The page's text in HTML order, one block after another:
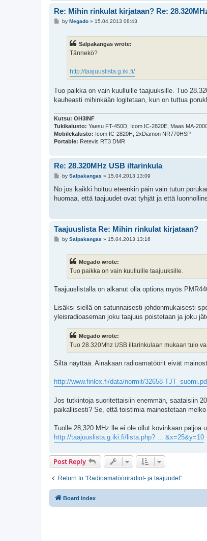
Re: Mihin rinkulat kirjataan? Re:
Pby Megado» 15.04.2013 08:43
Salpakangas wrote:
Tännekö?
http://taajuuslista.g.iki.fi/
Tuo paikka on vain kuulluille taajuuksille. Tuo
kauheasti mihinkään logitetaan, kun on tuttua
Kutsu: OH3INF
Tukikalusto: Yaesu FT-450D, Icom IC-2820E, Maas MA-
Mobilekalusto: Icom IC-2820H, 2xDiamon NR770HSP
Portable: Retevis RT3 DMR
Re: 28.320MHz USB iltarinkula
P
s
by Salpakangas » 15.04.2013 13:09
No jos kaikki hoituu eteenkin päin vain tutun
huomaa, että taajuudet ovat tyhjät ja että
Taajuuslista Re: Mihin rinkulat kirjataan?
Pby Salpakangas » 15.04.2013 13:16
Megado wrote:
Tuo paikka on vain kuulluille taajuuksille.
Taajuuslistalla on alkanut olla optiona myös
Lisäksi siellä on satunnaisesti johdonmukaisesti
yleisradioaseman joku taajuus poistetaan ja joku
Megado wrote:
Tuo 28.320Mhz USB iltarinkulaan mukaan tulo
Siltä näyttää. Ainakaan radioamatöörit eivät
http://www.finlex.fi/data/normit/32658-
Jos tutkintoja suoritettaisiin enemmän, saataisiin
paikallisesti? Se, että toistimia mainostetaan
Tuolle 28,320 MHz:lle ei ole ollut kovinkaan paljoa
http://taajuuslista.g.iki.fi/lista.php? ... &x=25&y=10
Post Reply
Return to “Radioamatööriradiot- ja taajuudet”
Board index